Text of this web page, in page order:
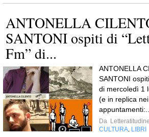
ANTONELLA
SANTONI ospiti di
Fm” di...
ANTONELLA
SANTONI
di mercoledì 1
(e in replica
appuntamenti:...
Da Letteratitudine
CULTURA LIBRI